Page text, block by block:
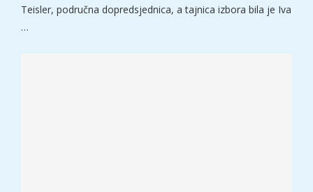
Teisler, područna dopredsjednica, a tajnica izbora bila je Iva
…